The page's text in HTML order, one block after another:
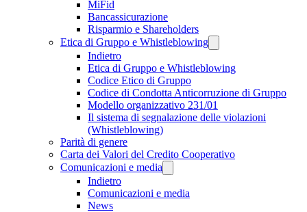
MiFid
Bancassicurazione
Risparmio e Shareholders
Etica di Gruppo e Whistleblowing
Indietro
Etica di Gruppo e Whistleblowing
Codice Etico di Gruppo
Codice di Condotta Anticorruzione di Gruppo
Modello organizzativo 231/01
Il sistema di segnalazione delle violazioni
(Whistleblowing)
Parità di genere
Carta dei Valori del Credito Cooperativo
Comunicazioni e media
Indietro
Comunicazioni e media
News